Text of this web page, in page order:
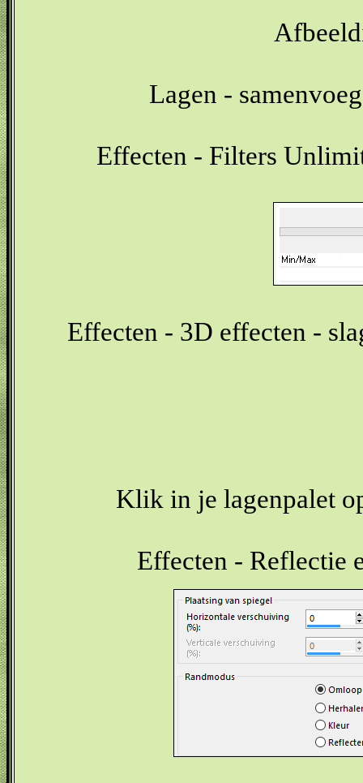
Lagen -
Effecten - Filters
Effecten - 3D effecten -
Klik in je lagenpalet
Effecten - Reflectie